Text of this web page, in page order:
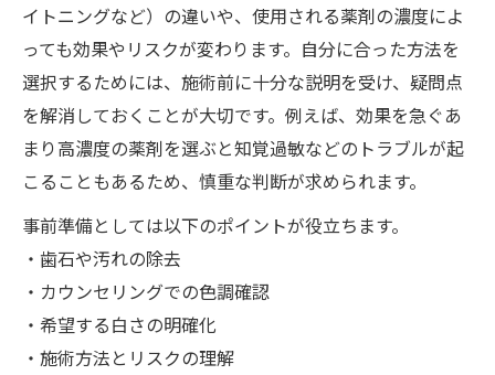
イトニングなど）の違いや、使用される薬剤の濃度によ
っても効果やリスクが変わります。自分に合った方法を
選択するためには、施術前に十分な説明を受け、疑問点
を解消しておくことが大切です。例えば、効果を急ぐあ
まり高濃度の薬剤を選ぶと知覚過敏などのトラブルが起
こることもあるため、慎重な判断が求められます。
事前準備としては以下のポイントが役立ちます。
・歯石や汚れの除去
・カウンセリングでの色調確認
・希望する白さの明確化
・施術方法とリスクの理解